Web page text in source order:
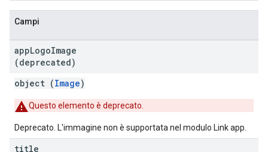
Campi
appLogoImage
(deprecated)
object (Image)
Questo elemento è deprecato.
Deprecato. L'immagine non è supportata nel modulo Link app.
title